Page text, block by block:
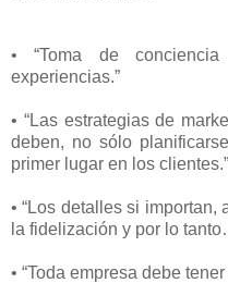
• “Toma de
experiencias.”
• “Las estrategias de
deben, no sólo
primer lugar en los clientes.”
• “Los detalles si
la fidelización y por lo
• “Toda empresa debe